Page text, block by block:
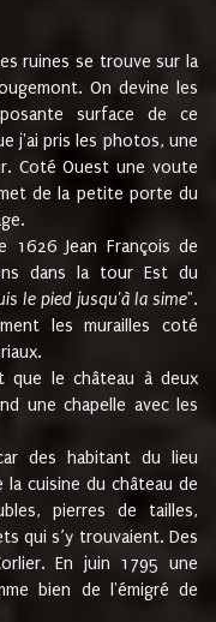
ruines se trouve sur la
On devine les
surface de ce
j'ai pris les photos, une
Coté Ouest une voute
de la petite porte du
1626 Jean François de
dans la tour Est du
le pied jusqu'à la sime".
les murailles coté
que le château à deux
une chapelle avec les
des habitant du lieu
cuisine du château de
pierres de tailles,
qui s’y trouvaient. Des
En juin 1795 une
bien de l'émigré de